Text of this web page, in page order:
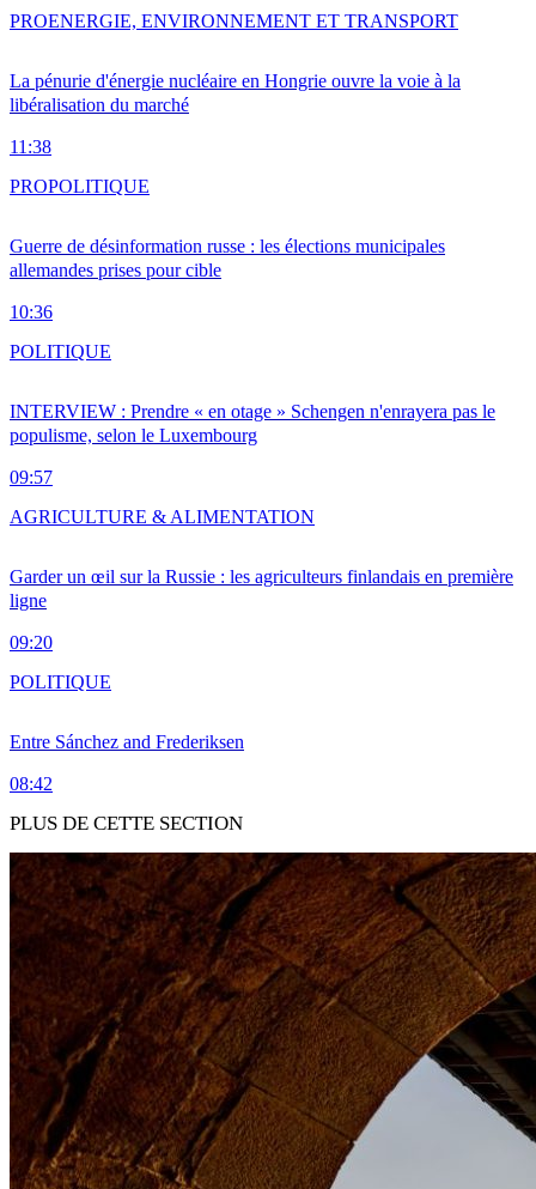
La pénurie d'énergie nucléaire en Hongrie ouvre la voie à la
libéralisation du marché
11:38
PROENERGIE, ENVIRONNEMENT ET TRANSPORT
Guerre de désinformation russe : les élections municipales
allemandes prises pour cible
10:36
PROPOLITIQUE
INTERVIEW : Prendre « en otage » Schengen n'enrayera pas le
populisme, selon le Luxembourg
09:57
POLITIQUE
Garder un œil sur la Russie : les agriculteurs finlandais en première
ligne
09:20
AGRICULTURE & ALIMENTATION
Entre Sánchez and Frederiksen
08:42
POLITIQUE
PLUS DE CETTE SECTION